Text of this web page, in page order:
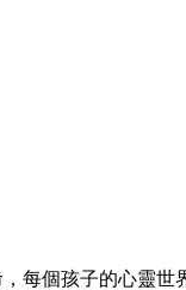
每個孩子的心靈